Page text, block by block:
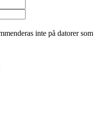
inte på datorer som